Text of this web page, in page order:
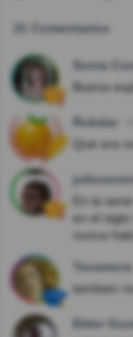
21 Comentarios
Sonia
Buena
Rubdar
Qué era
En la
en el siglo
nunca
Texamora
tambien
Elder